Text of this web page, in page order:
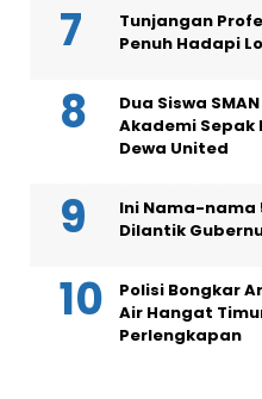
Tunjangan
Penuh Hadapi
Dua Siswa
Akademi Sepak
Dewa United
Ini Nama-nama
Dilantik
Polisi Bongkar
Air Hangat
Perlengkapan